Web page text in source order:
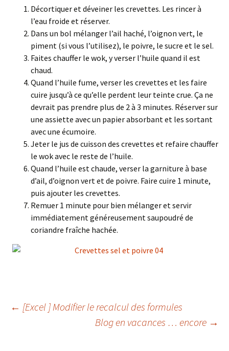
Décortiquer et déveiner les crevettes. Les rincer à
l’eau froide et réserver.
Dans un bol mélanger l’ail haché, l’oignon vert, le
piment (si vous l’utilisez), le poivre, le sucre et le sel.
Faites chauffer le wok, y verser l’huile quand il est
chaud.
Quand l’huile fume, verser les crevettes et les faire
cuire jusqu’à ce qu’elle perdent leur teinte crue. Ça ne
devrait pas prendre plus de 2 à 3 minutes. Réserver sur
une assiette avec un papier absorbant et les sortant
avec une écumoire.
Jeter le jus de cuisson des crevettes et refaire chauffer
le wok avec le reste de l’huile.
Quand l’huile est chaude, verser la garniture à base
d’ail, d’oignon vert et de poivre. Faire cuire 1 minute,
puis ajouter les crevettes.
Remuer 1 minute pour bien mélanger et servir
immédiatement généreusement saupoudré de
coriandre fraîche hachée.
Navigation
← [Excel ] Modifier le recalcul des formules
Blog en vacances … encore →